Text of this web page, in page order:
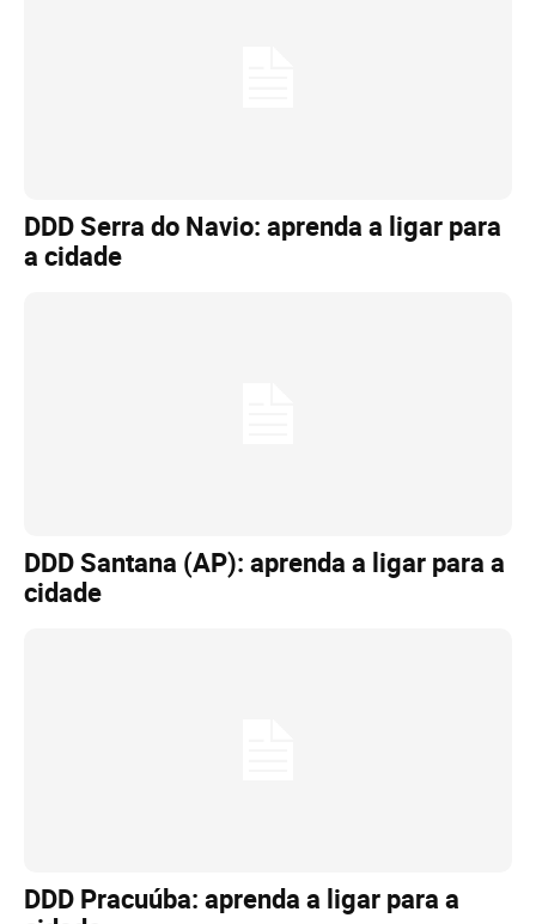
DDD Serra do Navio: aprenda a ligar para
a cidade
DDD Santana (AP): aprenda a ligar para a
cidade
DDD Pracuúba: aprenda a ligar para a